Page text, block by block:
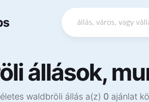
állások,
waldbröli állás a(z) 0 ajánlat